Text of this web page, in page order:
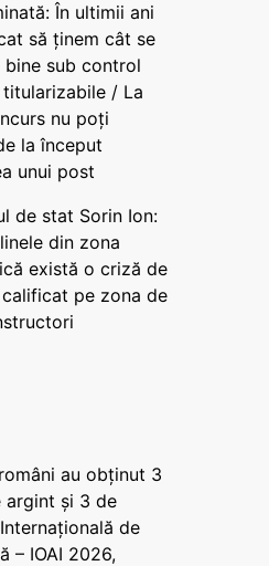
În ultimii ani
să ținem cât se
bine sub control
/ La
nu poți
la început
unui post
de stat Sorin Ion:
din zona
există o criză de
pe zona de
au obținut 3
argint și 3 de
de
– IOAI 2026,